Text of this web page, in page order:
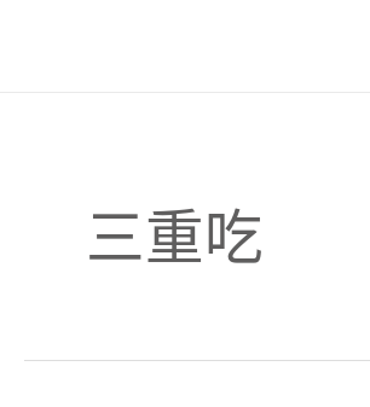
三重吃